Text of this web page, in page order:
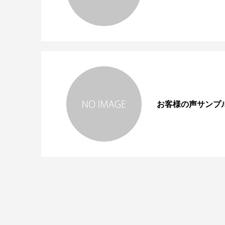
お客様の声サンプ